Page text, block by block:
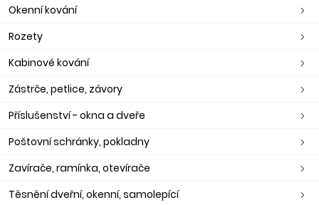
Okenní kování
Rozety
Kabinové kování
Zástrče, petlice, závory
Příslušenství - okna a dveře
Poštovní schránky, pokladny
Zavírače, ramínka, otevírače
Těsnění dveřní, okenní, samolepící